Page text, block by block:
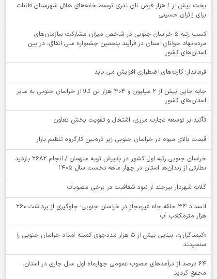
پخت بیش از 1 هزار قرص نان نذری توسط خانه‌های هلال شهرستان قائنات
برای زائران حسینی
کسب رتبه ۵ خراسان جنوبی در شاخص میزان مشارکت سازمان‌های
مردم‌نهاد جوانان استان در فرآیند پنجمین جشنواره ملی اتفاق، در بین
استان‌های کشور
فرماندار: کارت‌های اضطراری افزایش می یابد
جابه جایی بیش از 2 میلیون و 404 هزار تن کالا از خراسان جنوبی به سایر
استان‌های کشور
تأکید بر توسعه تجارت مرزی، اشتغال و تقویت بخش تعاون
قیمت بالای میوه در خراسان جنوبی زیر ذره‌بین کارگروه تنظیم بازار
خراسان جنوبی رتبه اول کشور در پذیرش توبه متهمان / انجام ۲۶۸۲ بازدید
نظارتی از زندان‌ها استان در چهار ماهه نخست سال 1405
گلایه شهردار بیرجند از نبود شفافیت در برخی مصوبات
انسداد ۳۴ حلقه چاه غیرمجاز در خراسان جنوبی؛ جلوگیری از برداشت ۲۶۰
هزار مترمکعب آب
«کیمیاگران»، بینایی بیش از ۵ هزار مددجوی کمیته امداد خراسان جنوبی را
سنجیدند
64 درصد از درآمدهای مصوب عمومی چهارماه اول سال جاری در استان،
محقق گردید.